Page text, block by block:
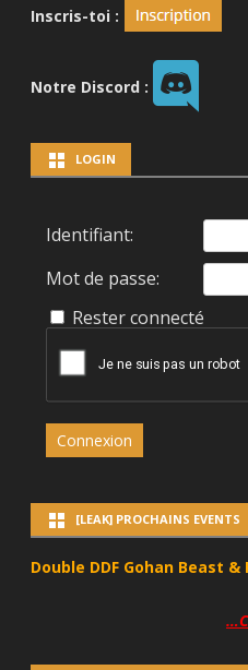
Inscris-toi :
Notre Discord :
LOGIN
Identifiant:
Mot de passe:
Rester connecté
Connexion
[LEAK] PROCHAINS EVENTS
Double DDF Gohan Beast &